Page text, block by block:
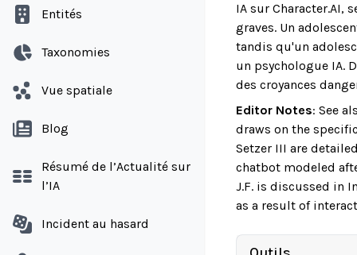
Entités
Taxonomies
Vue spatiale
Blog
Résumé de l’Actualité sur
l’IA
Incident au hasard
IA sur Character.AI,
graves. Un
tandis qu'un
un psychologue IA.
des croyances
Editor Notes: See
draws on the
Setzer III are
chatbot modeled
J.F. is discussed in
as a result of